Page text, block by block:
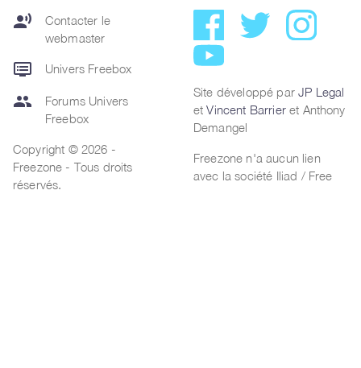
record_voice_over
Contacter le
webmaster
dvr Univers Freebox
group
Forums Univers
Freebox
Copyright © 2026 -
Freezone - Tous droits
réservés.
Site développé parJP Legal
etVincent Barrieret Anthony
Demangel
Freezone n'a aucun lien
avec la société Iliad / Free